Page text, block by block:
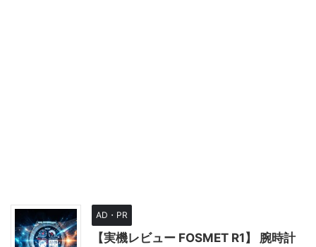
AD・PR
【実機レビュー FOSMET R1】 腕時計